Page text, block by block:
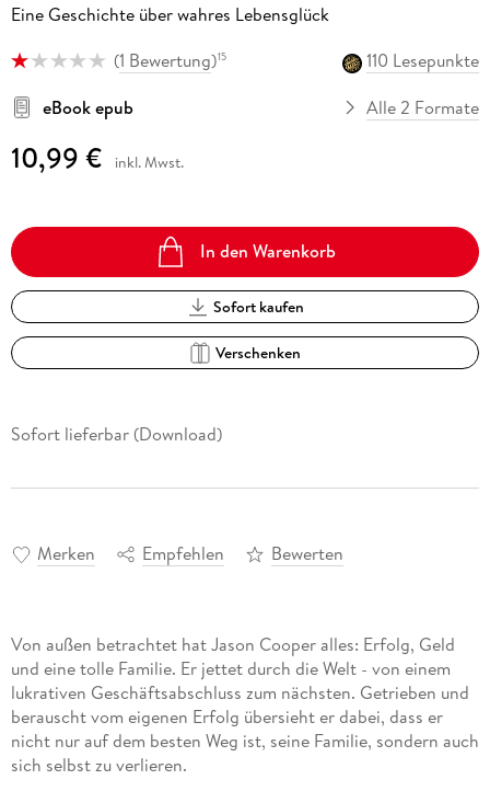
Eine Geschichte über wahres Lebensglück
(1 Bewertung)15
110 Lesepunkte
eBook epub
Alle 2 Formate
10,99 € inkl. Mwst.
In den Warenkorb
Sofort kaufen
Verschenken
Sofort lieferbar (Download)
Merken Empfehlen Bewerten
Von außen betrachtet hat Jason Cooper alles: Erfolg, Geld
und eine tolle Familie. Er jettet durch die Welt - von einem
lukrativen Geschäftsabschluss zum nächsten. Getrieben und
berauscht vom eigenen Erfolg übersieht er dabei, dass er
nicht nur auf dem besten Weg ist, seine Familie, sondern auch
sich selbst zu verlieren.